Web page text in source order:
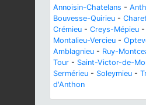
Annoisin-Chatelans -
Bouvesse-Quirieu -
Crémieu - Creys-Mépieu -
Montalieu-Vercieu -
Amblagnieu - Ruy-
Tour - Saint-Victor-de-
Sermérieu - Soleymieu -
d'Anthon